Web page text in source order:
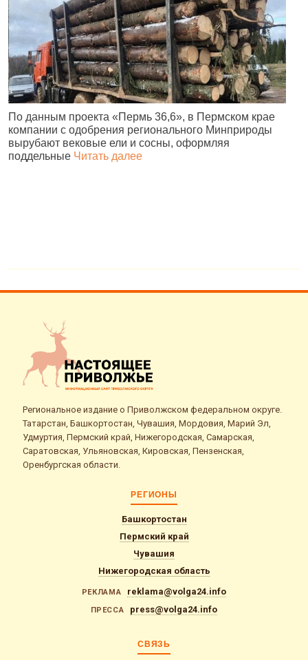
По данным проекта «Пермь 36,6», в Пермском крае
компании с одобрения регионального Минприроды
вырубают вековые ели и сосны, оформляя
поддельные Читать далее
Региональное издание о Приволжском федеральном округе.
Татарстан, Башкортостан, Чувашия, Мордовия, Марий Эл,
Удмуртия, Пермский край, Нижегородская, Самарская,
Саратовская, Ульяновская, Кировская, Пензенская,
Оренбургская области.
РЕГИОНЫ
Башкортостан
Пермский край
Чувашия
Нижегородская область
РЕКЛАМА reklama@volga24.info
ПРЕССА press@volga24.info
СВЯЗЬ